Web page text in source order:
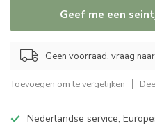
Geef me een
Geen voorraad, vraag
Toevoegen om te vergelijken
Nederlandse service,